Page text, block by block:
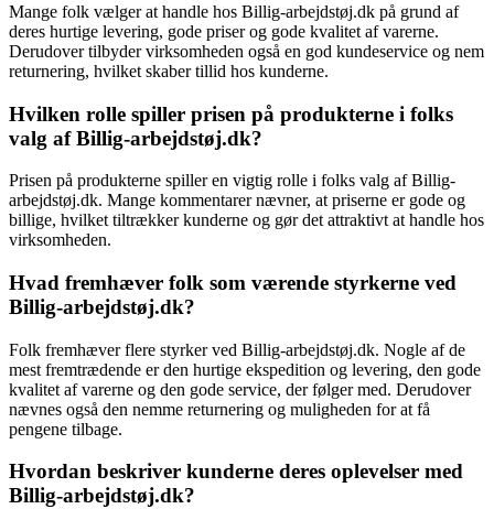
Mange folk vælger at handle hos Billig-arbejdstøj.dk på grund af
deres hurtige levering, gode priser og gode kvalitet af varerne.
Derudover tilbyder virksomheden også en god kundeservice og nem
returnering, hvilket skaber tillid hos kunderne.
Hvilken rolle spiller prisen på produkterne i folks
valg af Billig-arbejdstøj.dk?
Prisen på produkterne spiller en vigtig rolle i folks valg af Billig-
arbejdstøj.dk. Mange kommentarer nævner, at priserne er gode og
billige, hvilket tiltrækker kunderne og gør det attraktivt at handle hos
virksomheden.
Hvad fremhæver folk som værende styrkerne ved
Billig-arbejdstøj.dk?
Folk fremhæver flere styrker ved Billig-arbejdstøj.dk. Nogle af de
mest fremtrædende er den hurtige ekspedition og levering, den gode
kvalitet af varerne og den gode service, der følger med. Derudover
nævnes også den nemme returnering og muligheden for at få
pengene tilbage.
Hvordan beskriver kunderne deres oplevelser med
Billig-arbejdstøj.dk?